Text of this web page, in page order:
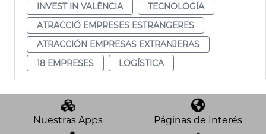
INVEST IN VALÈNCIA
TECNOLOGÍA
ATRACCIÓ EMPRESES ESTRANGERES
ATRACCIÓN EMPRESAS EXTRANJERAS
18 EMPRESES
LOGÍSTICA
Nuestras Apps Páginas de Interés